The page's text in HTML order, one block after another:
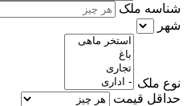
شناسه ملک
شهر
نوع ملک
حداقل قیمت